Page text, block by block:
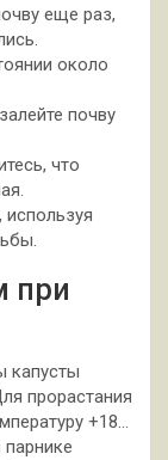
еще раз,
около
почву
что
используя
при
капусты
прорастания
+18…